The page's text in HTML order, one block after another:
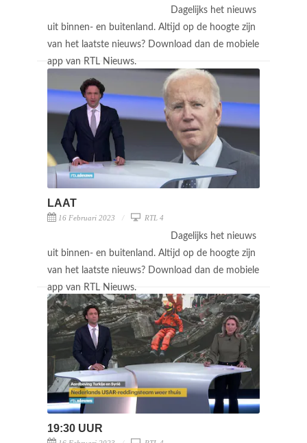
Dagelijks het nieuws
uit binnen- en buitenland. Altijd op de hoogte zijn
van het laatste nieuws? Download dan de mobiele
app van RTL Nieuws.
LAAT
16 Februari 2023 RTL 4
Dagelijks het nieuws
uit binnen- en buitenland. Altijd op de hoogte zijn
van het laatste nieuws? Download dan de mobiele
app van RTL Nieuws.
19:30 UUR